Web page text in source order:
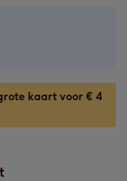
kaart voor € 4